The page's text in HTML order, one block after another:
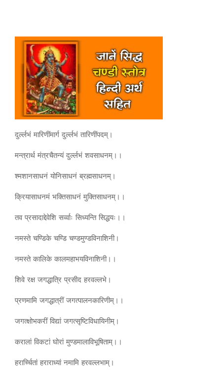
दुर्ल्लभं मारिणींमार्ग दुर्ल्लभं तारिणींपदम्।
मन्त्रार्थ मंत्रचैतन्यं दुर्ल्लभं शवसाधनम्।।
श्मशानसाधनं योनिसाधनं ब्रह्मसाधनम्।
क्रियासाधनमं भक्तिसाधनं मुक्तिसाधनम्।।
तव प्रसादाद्देवेशि सर्व्वाः सिध्यन्ति सिद्धयः।।
नमस्ते चण्डिके चण्डि चण्डमुण्डविनाशिनी।
नमस्ते कालिके कालमहाभयविनाशिनी।।
शिवे रक्ष जगद्धात्रि प्रसीद हरवल्लभे।
प्रणमामि जगद्धात्रीं जगत्पालनकारिणीम्।।
जगत्क्षोभकरीं विद्यां जगत्सृष्टिविधायिनीम्।
करालां विकटां घोरां मुण्डमालाविभूषिताम्।।
हरार्च्चितां हराराध्यां नमामि हरवल्लभाम्।